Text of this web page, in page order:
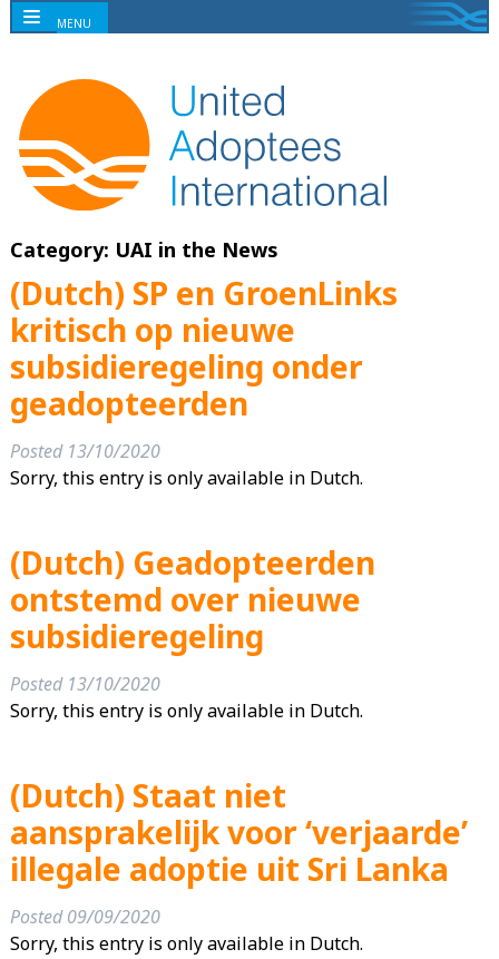
Category: UAI in the News
(Dutch) SP en GroenLinks
kritisch op nieuwe
subsidieregeling onder
geadopteerden
Posted 13/10/2020
Sorry, this entry is only available in Dutch.
(Dutch) Geadopteerden
ontstemd over nieuwe
subsidieregeling
Posted 13/10/2020
Sorry, this entry is only available in Dutch.
(Dutch) Staat niet
aansprakelijk voor ‘verjaarde’
illegale adoptie uit Sri Lanka
Posted09/09/2020
Sorry, this entry is only available in Dutch.
MENU